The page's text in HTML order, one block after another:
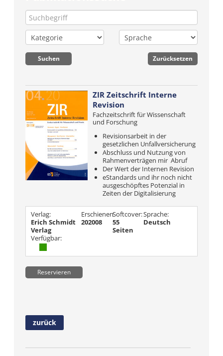
ZIR Zeitschrift Interne
Revision
Fachzeitschrift für Wissenschaft
und Forschung
Revisionsarbeit in der
gesetzlichen Unfallversicherung
Abschluss und Nutzung von
Rahmenverträgen mir Abruf
Der Wert der Internen Revision
eStandards und ihr noch nicht
ausgeschöpftes Potenzial in
Zeiten der Digitalisierung
Verlag:
Erich Schmidt
Verlag
Erschienen
202008
Softcover:
55
Seiten
Sprache:
Deutsch
Verfügbar:
Reservieren
zurück